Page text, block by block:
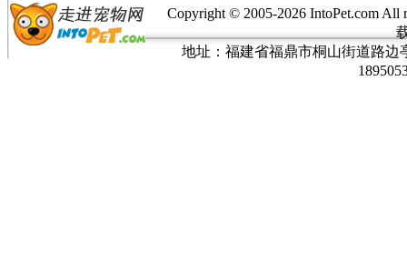
Copyright © 2005-2026 IntoPet.com
地址：福建省福鼎市桐山街道路边